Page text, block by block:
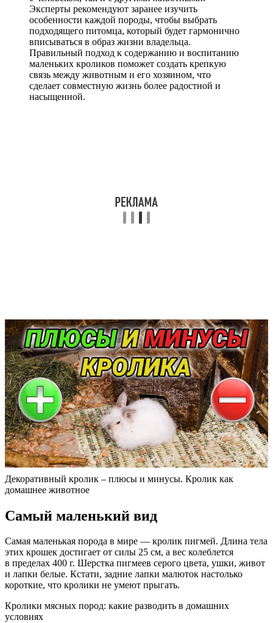
Эксперты рекомендуют заранее изучить
особенности каждой породы, чтобы выбрать
подходящего питомца, который будет гармонично
вписываться в образ жизни владельца.
Правильный подход к содержанию и воспитанию
маленьких кроликов поможет создать крепкую
связь между животным и его хозяином, что
сделает совместную жизнь более радостной и
насыщенной.
Декоративный кролик – плюсы и минусы. Кролик как
домашнее животное
Самый маленький вид
Самая маленькая порода в мире — кролик пигмей. Длина тела
этих крошек достигает от силы 25 см, а вес колеблется
в пределах 400 г. Шерстка пигмеев серого цвета, ушки, живот
и лапки белые. Кстати, задние лапки малюток настолько
короткие, что кролики не умеют прыгать.
Кролики мясных пород: какие разводить в домашних
условиях